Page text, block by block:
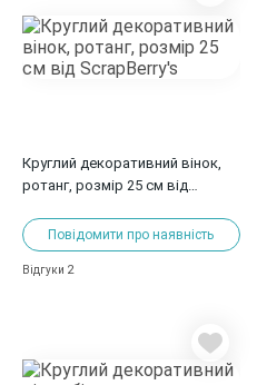
Круглий декоративний вінок,
ротанг, розмір 25 см від
Повідомити про наявність
Відгуки 2